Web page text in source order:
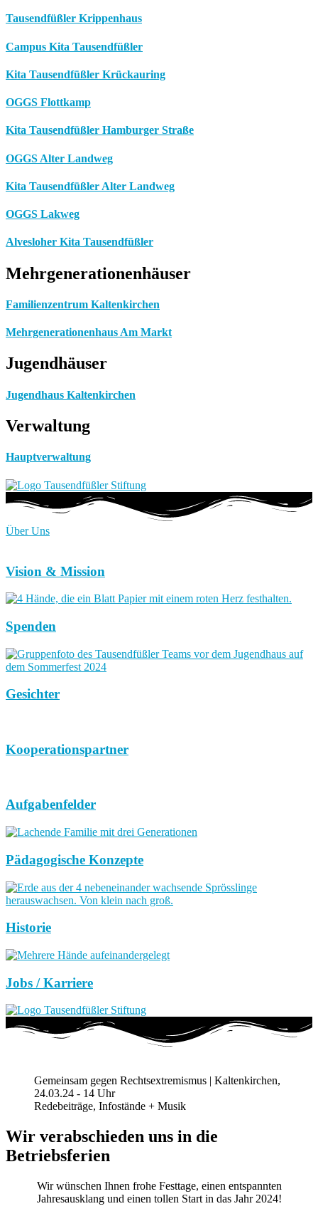
Tausendfüßler Krippenhaus
Campus Kita Tausendfüßler
Kita Tausendfüßler Krückauring
OGGS Flottkamp
Kita Tausendfüßler Hamburger Straße
OGGS Alter Landweg
Kita Tausendfüßler Alter Landweg
OGGS Lakweg
Alvesloher Kita Tausendfüßler
Mehrgenerationenhäuser
Familienzentrum Kaltenkirchen
Mehrgenerationenhaus Am Markt
Jugendhäuser
Jugendhaus Kaltenkirchen
Verwaltung
Hauptverwaltung
Über Uns
Vision & Mission
Spenden
Gesichter
Kooperationspartner
Aufgabenfelder
Pädagogische Konzepte
Historie
Jobs / Karriere
Gemeinsam gegen Rechtsextremismus | Kaltenkirchen,
24.03.24 - 14 Uhr
Redebeiträge, Infostände + Musik
Wir verabschieden uns in die
Betriebsferien
Wir wünschen Ihnen frohe Festtage, einen entspannten
Jahresausklang und einen tollen Start in das Jahr 2024!